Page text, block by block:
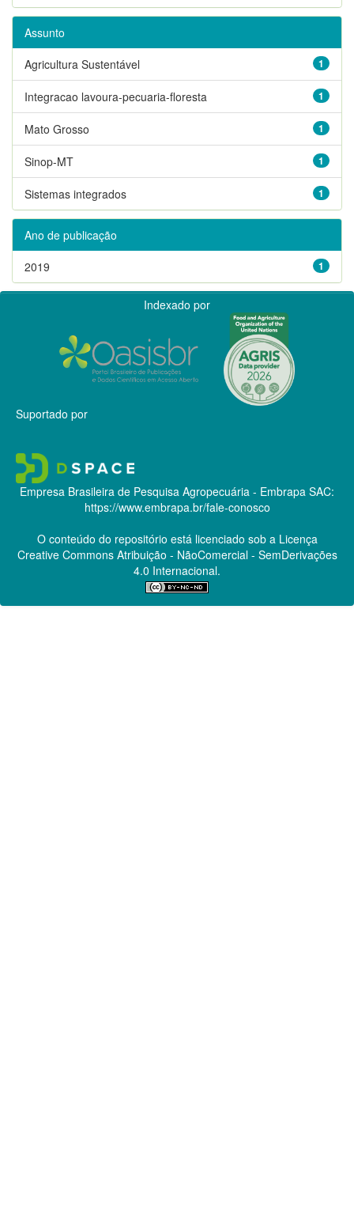
Assunto
1
Agricultura Sustentável
1
Integracao lavoura-pecuaria-floresta
1
Mato Grosso
1
Sinop-MT
1
Sistemas integrados
Ano de publicação
1
2019
Indexado por
Suportado por
Empresa Brasileira de Pesquisa Agropecuária - Embrapa SAC:
https://www.embrapa.br/fale-conosco
O conteúdo do repositório está licenciado sob a Licença
Creative CommonsAtribuição - NãoComercial - SemDerivações
4.0 Internacional.